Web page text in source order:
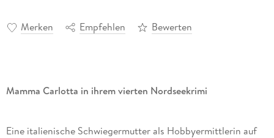
Merken Empfehlen Bewerten
Mamma Carlotta in ihrem vierten Nordseekrimi
Eine italienische Schwiegermutter als Hobbyermittlerin auf